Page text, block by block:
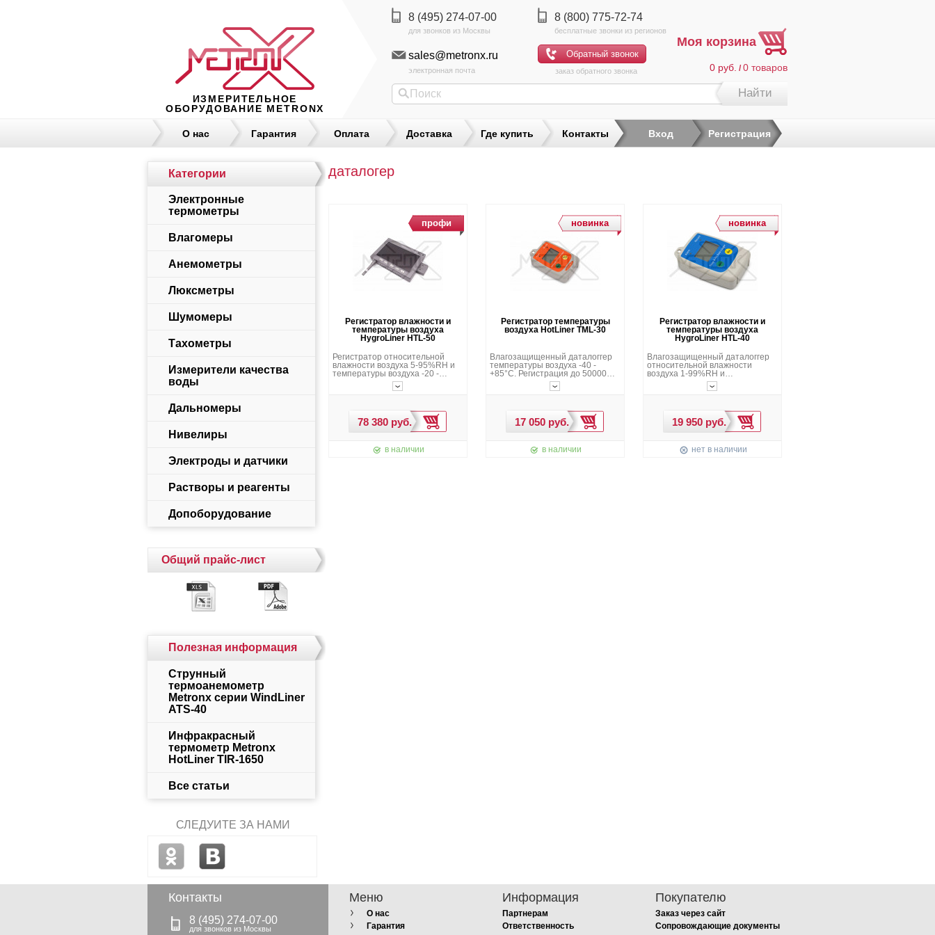
ИЗМЕРИТЕЛЬНОЕ
ОБОРУДОВАНИЕ METRONX
8 (495) 274-07-00 8 (800) 775-72-74
sales@metronx.ru
электронная почта заказ обратного звонка
Моя корзина
0 руб. /0 товаров
Найти
О нас Гарантия Оплата Доставка Где купить Контакты Вход Регистрация
Категории
Электронные
термометры
Влагомеры
Анемометры
Люксметры
Шумомеры
Тахометры
Измерители качества
воды
Дальномеры
Нивелиры
Электроды и датчики
Растворы и реагенты
Допоборудование
Общий прайс-лист
Полезная информация
Струнный
термоанемометр
Metronx серии WindLiner
ATS-40
Инфракрасный
термометр Metronx
HotLiner TIR-1650
Все статьи
СЛЕДУЙТЕ ЗА НАМИ
даталогер
профи
Регистратор влажности и
температуры воздуха
HygroLiner HTL-50
Регистратор относительной
влажности воздуха 5-95%RH и
температуры воздуха -20 -
+60°C. Сигнальные пределы и
реле. USB интерфейс для
в наличии
новинка
Регистратор температуры
воздуха HotLiner TML-30
Влагозащищенный даталоггер
температуры воздуха -40 -
+85°C. Регистрация до 50000
показаний температуры в
память прибора. USB
ПК. Калибровка температуры.
в наличии
новинка
Регистратор влажности и
температуры воздуха
HygroLiner HTL-40
Влагозащищенный даталоггер
относительной влажности
воздуха 1-99%RH и
температуры воздуха -45 -
+85°C. Регистрация до 50000
USB интерфейс и программное
обеспечение для подключения к
ПК. Калибровка влажности и
нет в наличии
Контакты
8 (495) 274-07-00
Меню
О нас
Гарантия
Информация
Партнерам
Ответственность
Покупателю
Заказ через сайт
Сопровождающие документы